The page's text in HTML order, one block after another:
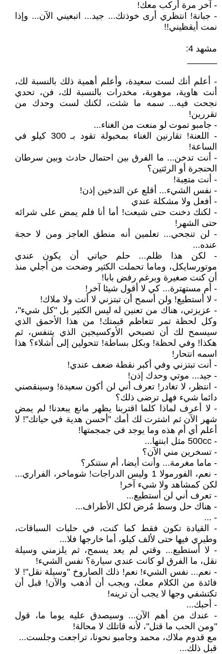
- آخر مرة أركب معك!
- جبانة! انتظري أرى خوذتك... جيد... اتبعيني الآن... وإذا
نمت أيقظيني!!
مشهد 4:
- أعلم أنك لست سعيدة، وأعلم أهمية ذلك بالنسبة لك،
أنت هاوية، موهوبة، مخدرات بالنسبة لك، فن، تحدي
نجحت فيه... سمه ما شئت، لكنك لست وحدك من
تقررين!
- جامبو تموت لو منعت من الغناء...
- اللعنة! تقارنين الغناء بمخبولة تقود بـ 300 كيلو في
الساعة!
- أنت تدخن... ما الفرق بين احتمال حادث وبين سرطان
الحنجرة أو الرئتين؟
- أنت متعِبة!
- نفس الشيء... أقلع عن التدخين إذن!
- أفعل ولا مشكلة عندي
- لكنك دخنت حتى شبعت! أما أنا فلم يمض على شرائه
حتى الشهر!
- لن تنجحي... تعلمين أنه منطق العاجز ومن لا حجة
عنده...
- لكن هذا ظلم... حلم حياتي أن يكون عندي
موتورسايكل، وماما تحملت الكثير وضحت من أجلي منذ
أن كنت صغيرة وبرغم رفض بابا!
- أم مستهترة... كي لا أقول شيئا آخر!
- لا أستطيع! ولن أسمح أن تبتزني لا أنت ولا ملاك!
- عزيزتي، هناك من تعنين له ليس الكثير بل "كل شيء"،
وكل لحظة تمر تتعاظم قيمتك! من هذا الأحمق الذي
سيسمح لك أن تصبحي الأوكسيجين الذي يتنفس، ثم
هكذا! وفي لحظة! وبكل بساطة! تتحولين إلى أشلاء؟ هذا
اسمه انتحار!
- أنت تبتزني وفي أكبر نقطة ضعف عندي!
- جيد... موتي وحدك إذن!
- انتظر، لا تغادر! تعرف أني لن أكون سعيدة! وسينقصني
دائما شيء فهل ترضى ذلك؟
- لا أعرف لماذا كلما اقتربنا يظهر مانع يبعدنا! لم يمض
شهر الآن ثم اشترت لك أمك "أحسن هدية في حياتك"! لا
أعلم أي أم هذه وما يوجد في جمجمتها!
- 500cc مثل ابنتها...
- تسخرين مني الآن؟
- ماما مغرمة... وأنت أيضا، أم ستنكر؟
- نعم، الفورمولا 1 وليس الدراجات! شوماخر، الفراري...
لكن كمشاهد ولا شيء آخر!
- تعرف أني لن أستطيع...
- هناك حل وسط مُرض لكل الأطراف...
- ...
- القيادة تكون فقط كما كنت، في حلبات السباقات،
وطيري فيها حتى لألف كيلو، أما خارجها فلا...
- لا أستطيع... وقتي لم يعد يسمح، ثم يلزمني وسيلة
نقل، ما الفرق لو كانت عندي سيارة؟ نفس الشيء!
- نعم... نفس الشيء! نعم! ذلك الصاروخ "وسيلة نقل"! لا
فائدة من الكلام معك، ويجب أن أذهب والآن! قبل أن
تكتشفي وجها لا يجب أن ترينه!
- أحبك...
- عندك من أهم الآن... وسيصدق عليه يوما ما، قول
"ومن الحب ما قتل"، لأنه قاتلك لا محالة!
مع قدوم ملاك، محمد وجامبو نحونا، تراجعت وجلست...
قبل ذلك...